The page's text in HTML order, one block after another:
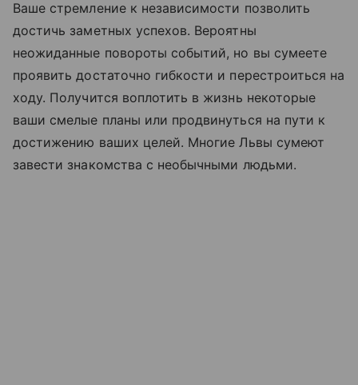
Ваше стремление к независимости позволить
достичь заметных успехов. Вероятны
неожиданные повороты событий, но вы сумеете
проявить достаточно гибкости и перестроиться на
ходу. Получится воплотить в жизнь некоторые
ваши смелые планы или продвинуться на пути к
достижению ваших целей. Многие Львы сумеют
завести знакомства с необычными людьми.